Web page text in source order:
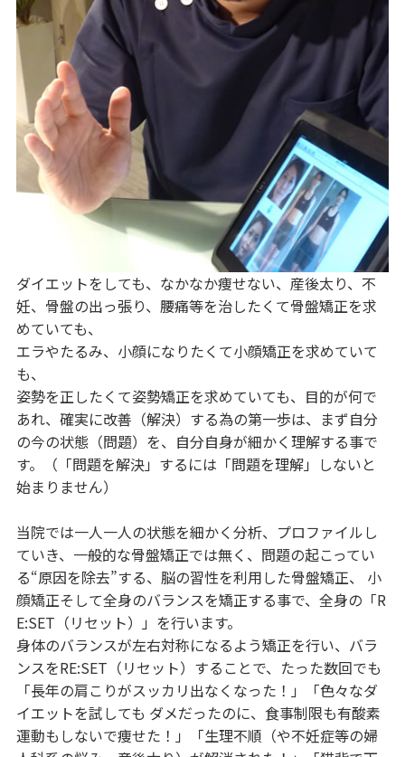
ダイエットをしても、なかなか痩せない、産後太り、不
妊、骨盤の出っ張り、腰痛等を治したくて骨盤矯正を求
めていても、
エラやたるみ、小顔になりたくて小顔矯正を求めていて
も、
姿勢を正したくて姿勢矯正を求めていても、目的が何で
あれ、確実に改善（解決）する為の第一歩は、まず自分
の今の状態（問題）を、自分自身が細かく理解する事で
す。（「問題を解決」するには「問題を理解」しないと
始まりません）
当院では一人一人の状態を細かく分析、プロファイルし
ていき、一般的な骨盤矯正では無く、問題の起こってい
る“原因を除去”する、脳の習性を利用した骨盤矯正、 小
顔矯正そして全身のバランスを矯正する事で、全身の「R
E:SET（リセット）」を行います。
身体のバランスが左右対称になるよう矯正を行い、バラ
ンスをRE:SET（リセット）することで、たった数回でも
「長年の肩こりがスッカリ出なくなった！」「色々なダ
イエットを試しても ダメだったのに、食事制限も有酸素
運動もしないで痩せた！」「生理不順（や不妊症等の婦